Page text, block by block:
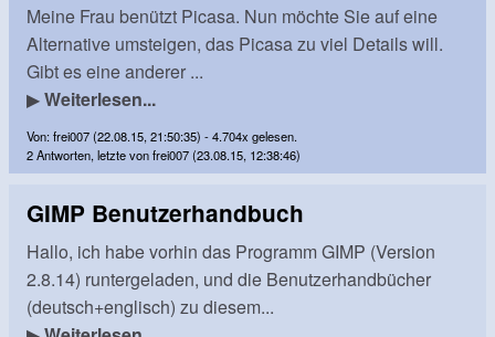
Meine Frau benützt Picasa. Nun möchte Sie auf eine
Alternative umsteigen, das Picasa zu viel Details will.
Gibt es eine anderer ...
▶Weiterlesen...
Von: frei007 (22.08.15, 21:50:35) - 4.704x gelesen.
2 Antworten, letzte von frei007 (23.08.15, 12:38:46)
GIMP Benutzerhandbuch
Hallo, ich habe vorhin das Programm GIMP (Version
2.8.14) runtergeladen, und die Benutzerhandbücher
(deutsch+englisch) zu diesem...